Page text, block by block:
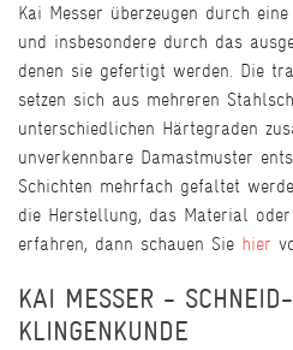
Kai Messer überzeugen durch
und insbesondere durch das
denen sie gefertigt werden. Die
setzen sich aus mehreren
unterschiedlichen Härtegraden
unverkennbare Damastmuster
Schichten mehrfach gefaltet
die Herstellung, das Material
erfahren, dann schauen Sie hier
KAI MESSER -
KLINGENKUNDE